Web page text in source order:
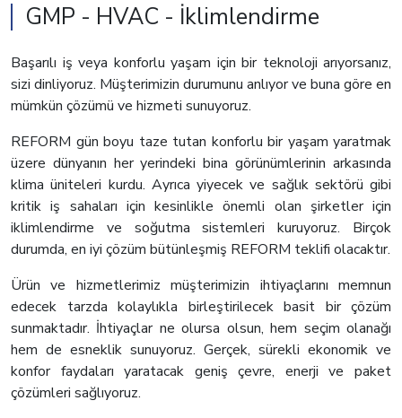
GMP - HVAC - İklimlendirme
Başarılı iş veya konforlu yaşam için bir teknoloji arıyorsanız,
sizi dinliyoruz. Müşterimizin durumunu anlıyor ve buna göre en
mümkün çözümü ve hizmeti sunuyoruz.
REFORM gün boyu taze tutan konforlu bir yaşam yaratmak
üzere dünyanın her yerindeki bina görünümlerinin arkasında
klima üniteleri kurdu. Ayrıca yiyecek ve sağlık sektörü gibi
kritik iş sahaları için kesinlikle önemli olan şirketler için
iklimlendirme ve soğutma sistemleri kuruyoruz. Birçok
durumda, en iyi çözüm bütünleşmiş REFORM teklifi olacaktır.
Ürün ve hizmetlerimiz müşterimizin ihtiyaçlarını memnun
edecek tarzda kolaylıkla birleştirilecek basit bir çözüm
sunmaktadır. İhtiyaçlar ne olursa olsun, hem seçim olanağı
hem de esneklik sunuyoruz. Gerçek, sürekli ekonomik ve
konfor faydaları yaratacak geniş çevre, enerji ve paket
çözümleri sağlıyoruz.